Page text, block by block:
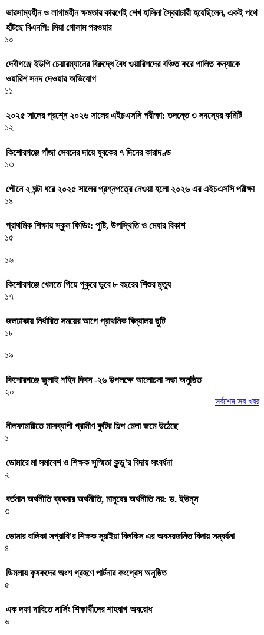
ভারসাম্যহীন ও লাগামহীন ক্ষমতার কারণেই শেখ হাসিনা স্বৈরাচারী হয়েছিলেন, একই পথে
হাঁটছে বিএনপি: মিয়া গোলাম পরওয়ার
১০
দেবীগঞ্জে ইউপি চেয়ারম্যানের বিরুদ্ধে বৈধ ওয়ারিশদের বঞ্চিত করে পালিত কন্যাকে
ওয়ারিশ সনদ দেওয়ার অভিযোগ
১১
২০২৫ সালের প্রশ্নে ২০২৬ সালের এইচএসসি পরীক্ষা: তদন্তে ৩ সদস্যের কমিটি
১২
কিশোরগঞ্জে গাঁজা সেবনের দায়ে যুবকের ৭ দিনের কারাদণ্ড
১৩
পৌনে ২ ঘন্টা ধরে ২০২৫ সালের প্রশ্নপত্রে নেওয়া হলো ২০২৬ এর এইচএসসি পরীক্ষা
১৪
প্রাথমিক শিক্ষায় স্কুল ফিডিং: পুষ্টি, উপস্থিতি ও মেধার বিকাশ
১৫
১৬
কিশোরগঞ্জে খেলতে গিয়ে পুকুরে ডুবে ৮ বছরের শিশুর মৃত্যু
১৭
জলঢাকায় নির্ধারিত সময়ের আগে প্রাথমিক বিদ্যালয় ছুটি
১৮
১৯
কিশোরগঞ্জে জুলাই শহিদ দিবস -২৬ উপলক্ষে আলোচনা সভা অনুষ্ঠিত
২০
সর্বশেষ সব খবর
নীলফামারীতে মাসব্যাপী গ্রামীণ কুটির শিল্প মেলা জমে উঠেছে
১
ডোমারে মা সমাবেশ ও শিক্ষক সুস্মিতা কুন্ডু’র বিদায় সংবর্ধনা
২
বর্তমান অর্থনীতি ব্যবসার অর্থনীতি, মানুষের অর্থনীতি নয়: ড. ইউনূস
৩
ডোমার বালিকা সপ্রাবি’র শিক্ষক সুরাইয়া বিলকিস এর অবসরজনিত বিদায় সম্বর্ধনা
৪
ডিমলায় কৃষকদের অংশ গ্রহণে পার্টনার কংগ্রেস অনুষ্ঠিত
৫
এক দফা দাবিতে নার্সিং শিক্ষার্থীদের শাহবাগ অবরোধ
৬